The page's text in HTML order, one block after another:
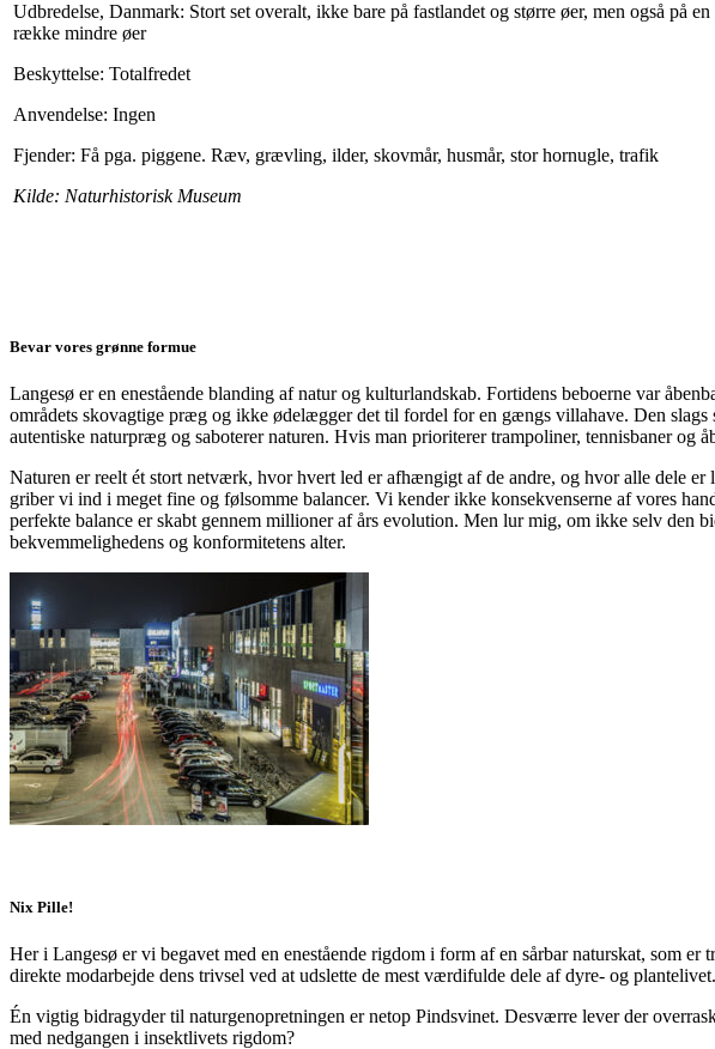
Udbredelse, Danmark: Stort set overalt, ikke bare på fastlandet og større øer, men også på en
række mindre øer
Beskyttelse: Totalfredet
Anvendelse: Ingen
Fjender: Få pga. piggene. Ræv, grævling, ilder, skovmår, husmår, stor hornugle, trafik
Kilde: Naturhistorisk Museum
Bevar vores grønne formue
Langesø er en enestående blanding af natur og kulturlandskab. Fortidens beboerne var
områdets skovagtige præg og ikke ødelægger det til fordel for en gængs villahave. Den
autentiske naturpræg og saboterer naturen. Hvis man prioriterer trampoliner, tennisbaner
Naturen er reelt ét stort netværk, hvor hvert led er afhængigt af de andre, og hvor alle dele
griber vi ind i meget fine og følsomme balancer. Vi kender ikke konsekvenserne af vores
perfekte balance er skabt gennem millioner af års evolution. Men lur mig, om ikke selv
bekvemmelighedens og konformitetens alter.
Nix Pille!
Her i Langesø er vi begavet med en enestående rigdom i form af en sårbar naturskat, som
direkte modarbejde dens trivsel ved at udslette de mest værdifulde dele af dyre- og
Én vigtig bidragyder til naturgenopretningen er netop Pindsvinet. Desværre lever der
med nedgangen i insektlivets rigdom?